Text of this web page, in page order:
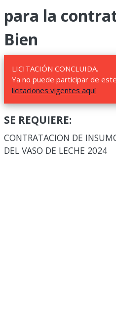
para la
Bien
LICITACIÓN CONCLUIDA.
Ya no puede participar de
licitaciones vigentes aquí
SE REQUIERE:
CONTRATACION DE
DEL VASO DE LECHE 2024